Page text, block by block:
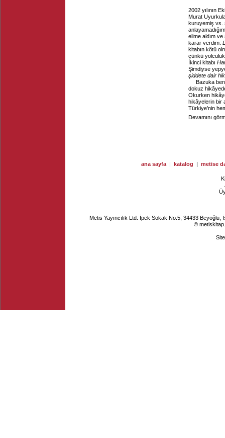
2002 yılının
Murat
kuruyemiş vs.
elime aldım
karar verdim:
kitabın kötü
çünkü
İkinci kitabı
Şimdiyse
şiddete dair
Bazuka
dokuz
Okurken
hikâyelerin bir
Türkiye’nin
Devamını
ana sayfa | katalog | metise
Metis Yayıncılık Ltd. İpek Sokak No.5, 34433
©